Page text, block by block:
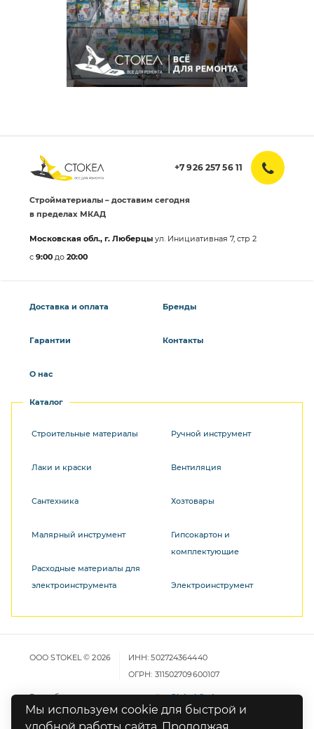
+7 926 257 56 11
Стройматериалы – доставим сегодня
в пределах МКАД
Московская обл., г. Люберцы ул. Инициативная 7, стр 2
с 9:00 до 20:00
Доставка и оплата
Гарантии
О нас
Бренды
Контакты
Каталог
Строительные материалы
Лаки и краски
Сантехника
Малярный инструмент
Расходные материалы для
электроинструмента
Ручной инструмент
Вентиляция
Хозтовары
Гипсокартон и
комплектующие
Электроинструмент
ООО STOKEL © 2026
ИНН: 502724364440
ОГРН: 311502709600107
Разработка и продвижение сайтаGlobal Code
Мы используем cookie для быстрой и